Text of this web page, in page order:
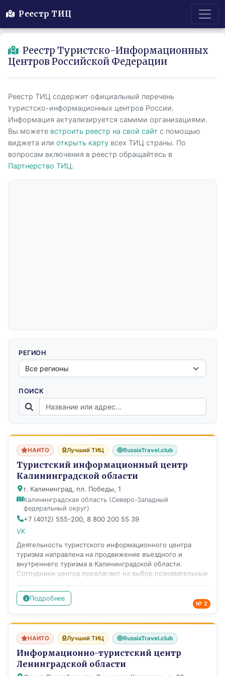
Реестр ТИЦ
Реестр Туристско-Информационных
Центров Российской Федерации
Реестр ТИЦ содержит официальный перечень
туристско-информационных центров России.
Информация актуализируется самими организациями.
Вы можете встроить реестр на свой сайт с помощью
виджета или открыть карту всех ТИЦ страны. По
вопросам включения в реестр обращайтесь в
Партнерство ТИЦ.
РЕГИОН
ПОИСК
НАИТО Лучший ТИЦ RussiaTravel.club
Туристский информационный центр
Калининградской области
г. Калининград, пл. Победы, 1
Калининградская область (Северо-Западный
федеральный округ)
+7 (4012) 555-200, 8 800 200 55 39
VK
Деятельность туристского информационного центра
туризма направлена на продвижение въездного и
внутреннего туризма в Калининградской области.
Сотрудники центра предлагают на выбор познавательные
области, оказывают помощь в поиске проката
автомобилей и велосипедов, аренды автобусов, найме
о транспорте и средствах размещения, городском,
регионе, событийных и культурных мероприятиях. На
информационных стойках в офисах ТИЦ региона,
аэропорту "Храброво", интернет-портале центра можно
найти всю полезную информацию о регионе, карты-
Подробнее
№ 2
НАИТО Лучший ТИЦ RussiaTravel.club
Информационно-туристский центр
Ленинградской области